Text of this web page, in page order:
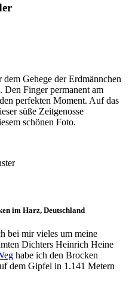
Gehege der Erdmännchen
Den Finger permanent am
perfekten Moment. Auf das
süße Zeitgenosse
schönen Foto.
im Harz, Deutschland
bei mir vieles um meine
Dichters Heinrich Heine
habe ich den Brocken
dem Gipfel in 1.141 Metern